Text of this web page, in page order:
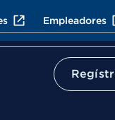
Empleadores